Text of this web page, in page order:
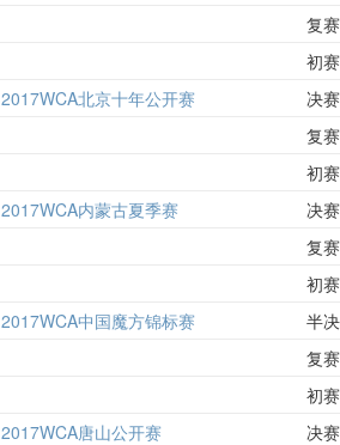
复赛
初赛
2017WCA北京十年公开赛 决赛
复赛
初赛
2017WCA内蒙古夏季赛 决赛
复赛
初赛
2017WCA中国魔方锦标赛 半
复赛
初赛
2017WCA唐山公开赛 决赛